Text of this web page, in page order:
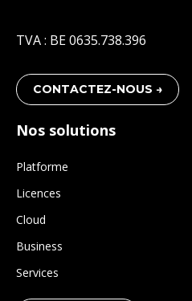
TVA : BE 0635.738.396
CONTACTEZ-NOUS →
Nos solutions
Platforme
Licences
Cloud
Business
Services